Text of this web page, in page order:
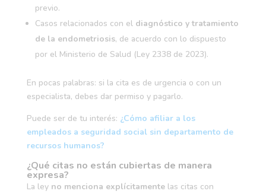
previo.
Casos relacionados con el diagnóstico y tratamiento
de la endometriosis, de acuerdo con lo dispuesto
por el Ministerio de Salud (Ley 2338 de 2023).
En pocas palabras: si la cita es de urgencia o con un
especialista, debes dar permiso y pagarlo.
Puede ser de tu interés: ¿Cómo afiliar a los
empleados a seguridad social sin departamento de
recursos humanos?
¿Qué citas no están cubiertas de manera
expresa?
La ley no menciona explícitamentelas citas con